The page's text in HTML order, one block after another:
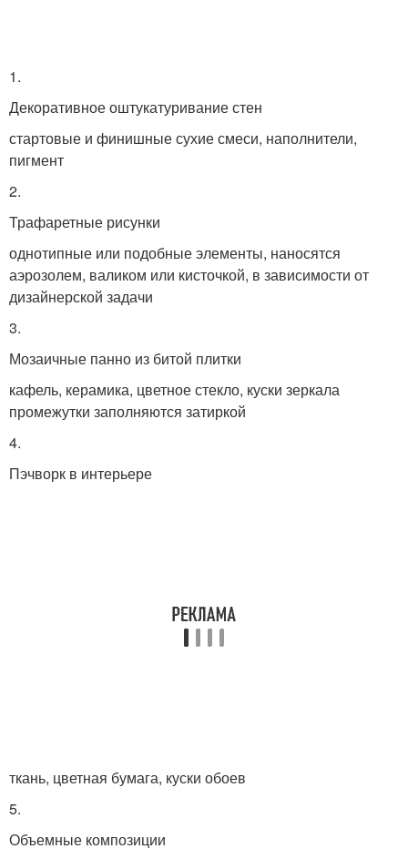
1.
Декоративное оштукатуривание стен
стартовые и финишные сухие смеси, наполнители,
пигмент
2.
Трафаретные рисунки
однотипные или подобные элементы, наносятся
аэрозолем, валиком или кисточкой, в зависимости от
дизайнерской задачи
3.
Мозаичные панно из битой плитки
кафель, керамика, цветное стекло, куски зеркала
промежутки заполняются затиркой
4.
Пэчворк в интерьере
ткань, цветная бумага, куски обоев
5.
Объемные композиции